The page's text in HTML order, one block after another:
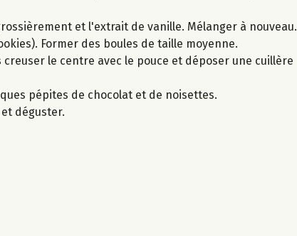
et l'extrait de vanille. Mélanger à nouveau.
Former des boules de taille moyenne.
le centre avec le pouce et déposer une cuillère
pépites de chocolat et de noisettes.
déguster.